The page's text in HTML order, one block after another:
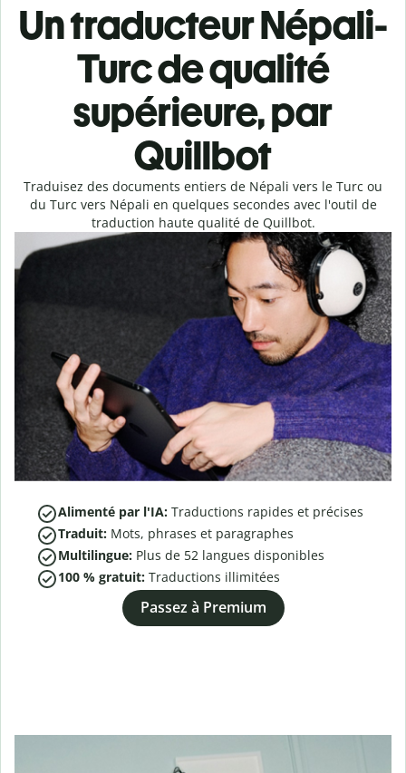
Un traducteur Népali-
Turc de qualité
supérieure, par
Quillbot
Traduisez des documents entiers de Népali vers le Turc ou
du Turc vers Népali en quelques secondes avec l'outil de
traduction haute qualité de Quillbot.
Alimenté par l'IA: Traductions rapides et précises
Traduit: Mots, phrases et paragraphes
Multilingue: Plus de 52 langues disponibles
100 % gratuit: Traductions illimitées
Passez à Premium